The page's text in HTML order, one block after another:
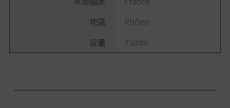
地區
Rhône
容量
750ml